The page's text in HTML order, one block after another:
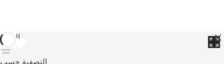
العودة
التصفية حسب